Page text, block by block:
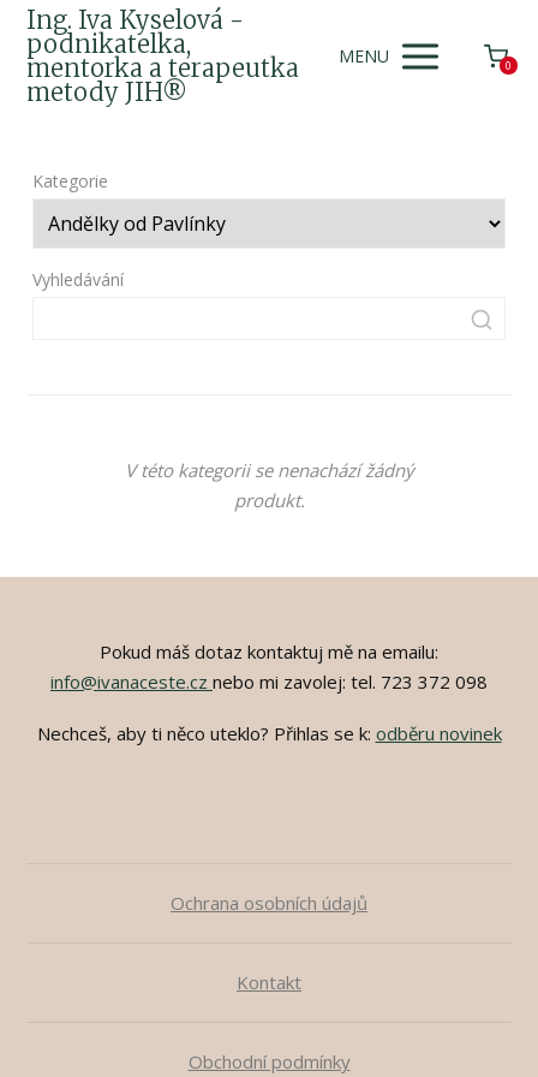
Ing. Iva Kyselová -
podnikatelka,
mentorka a terapeutka
metody JIH®
MENU 0
Kategorie
Vyhledávání
V této kategorii se nenachází žádný
produkt.
Pokud máš dotaz kontaktuj mě na emailu:
info@ivanaceste.cz nebo mi zavolej: tel. 723 372 098
Nechceš, aby ti něco uteklo? Přihlas se k: odběru novinek
Ochrana osobních údajů
Kontakt
Obchodní podmínky